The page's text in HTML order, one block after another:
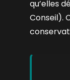
qu’elles
Conseil).